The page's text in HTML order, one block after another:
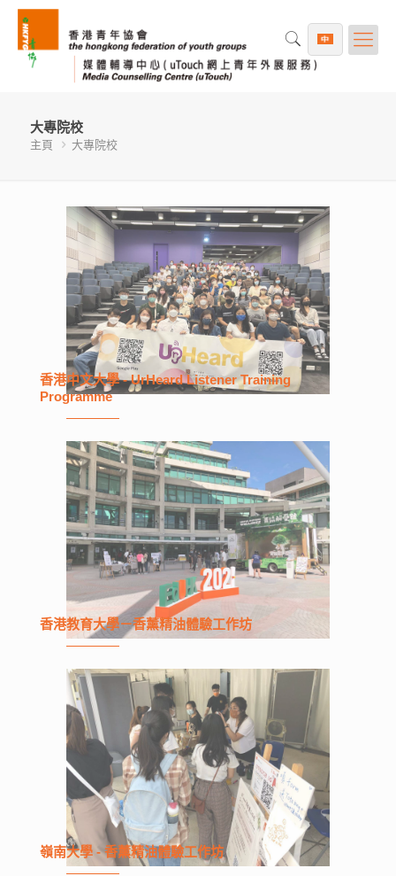
大專院校
主頁 大專院校
香港中文大學 - UrHeard Listener Training
Programme
香港教育大學－香薰精油體驗工作坊
嶺南大學 - 香薰精油體驗工作坊